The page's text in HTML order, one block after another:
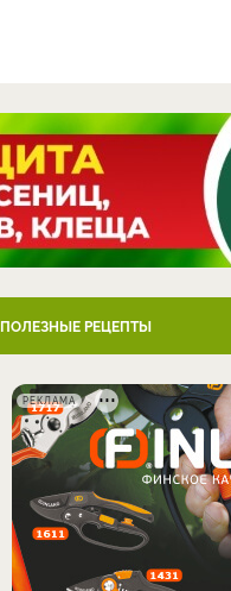
ПОЛЕЗНЫЕ РЕЦЕПТЫ
РЕКЛАМА